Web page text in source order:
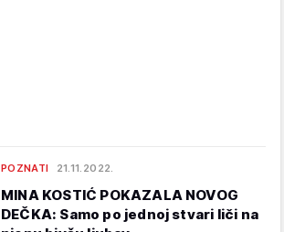
POZNATI 21.11.2022.
MINA KOSTIĆ POKAZALA NOVOG
DEČKA: Samo po jednoj stvari liči na